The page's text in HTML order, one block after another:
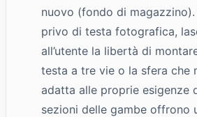
nuovo (fondo di
privo di testa fotografica,
all’utente la libertà di
testa a tre vie o la sfera che
adatta alle proprie esigenze
sezioni delle gambe offrono